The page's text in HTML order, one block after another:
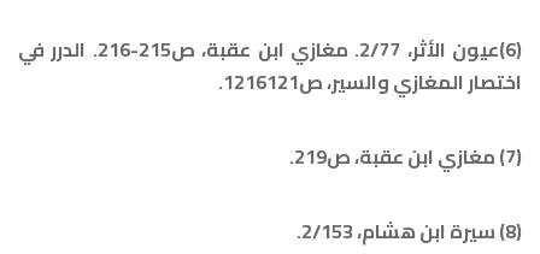
(6)عيون الأثر، 2/77. مغازي ابن عقبة، ص215-216. الدرر في
اختصار المغازي والسير، ص1216121.
(7) مغازي ابن عقبة، ص219.
(8) سيرة ابن هشام، 2/153.